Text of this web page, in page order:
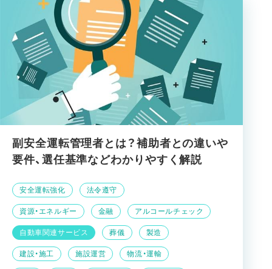
副安全運転管理者とは？補助者との違いや
要件、選任基準などわかりやすく解説
建設・施工 施設運営 物流・運輸
自動車関連サービス 葬儀 製造
資源・エネルギー 金融 アルコールチェック
安全運転強化 法令遵守